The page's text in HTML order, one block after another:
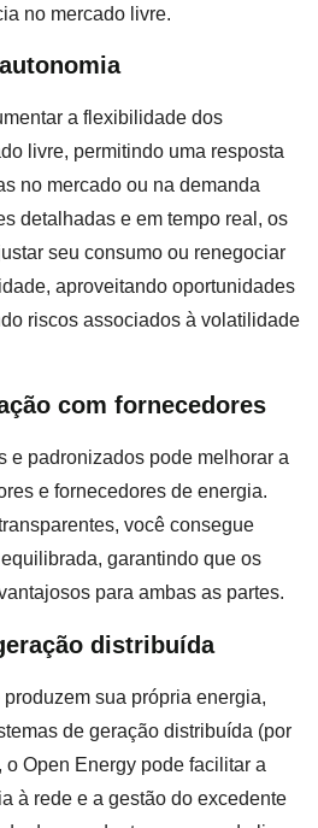
no mercado livre.
a flexibilidade dos
livre, permitindo uma resposta
no mercado ou na demanda
detalhadas e em tempo real, os
seu consumo ou renegociar
aproveitando oportunidades
riscos associados à volatilidade
com fornecedores
e padronizados pode melhorar a
e fornecedores de energia.
você consegue
garantindo que os
para ambas as partes.
distribuída
sua própria energia,
de geração distribuída (por
Open Energy pode facilitar a
à rede e a gestão do excedente